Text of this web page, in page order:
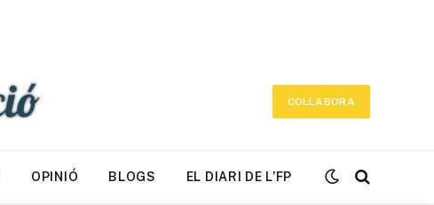
COL·LABORA
OPINIÓ BLOGS EL DIARI DE L’FP